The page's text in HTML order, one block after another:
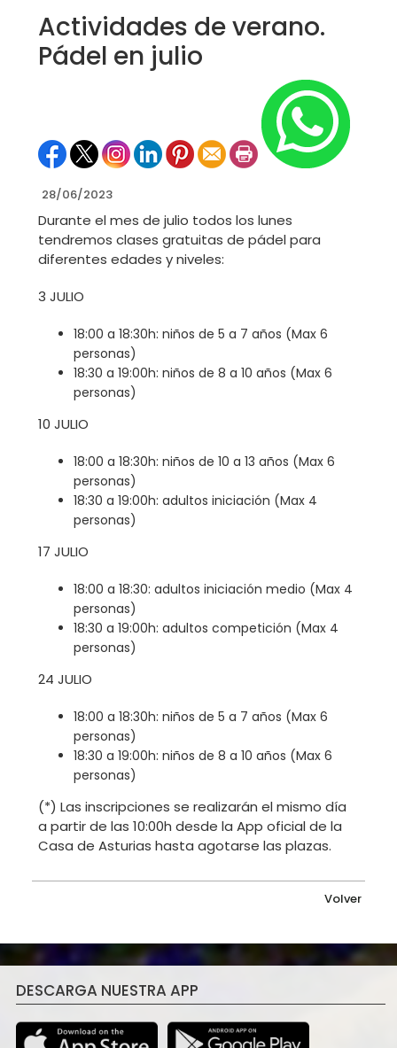
Actividades de verano.
Pádel en julio
28/06/2023
Durante el mes de julio todos los lunes
tendremos clases gratuitas de pádel para
diferentes edades y niveles:
3 JULIO
18:00 a 18:30h: niños de 5 a 7 años (Max 6
personas)
18:30 a 19:00h: niños de 8 a 10 años (Max 6
personas)
10 JULIO
18:00 a 18:30h: niños de 10 a 13 años (Max 6
personas)
18:30 a 19:00h: adultos iniciación (Max 4
personas)
17 JULIO
18:00 a 18:30: adultos iniciación medio (Max 4
personas)
18:30 a 19:00h: adultos competición (Max 4
personas)
24 JULIO
18:00 a 18:30h: niños de 5 a 7 años (Max 6
personas)
18:30 a 19:00h: niños de 8 a 10 años (Max 6
personas)
(*) Las inscripciones se realizarán el mismo día
a partir de las 10:00h desde la App oficial de la
Casa de Asturias hasta agotarse las plazas.
Volver
DESCARGA NUESTRA APP